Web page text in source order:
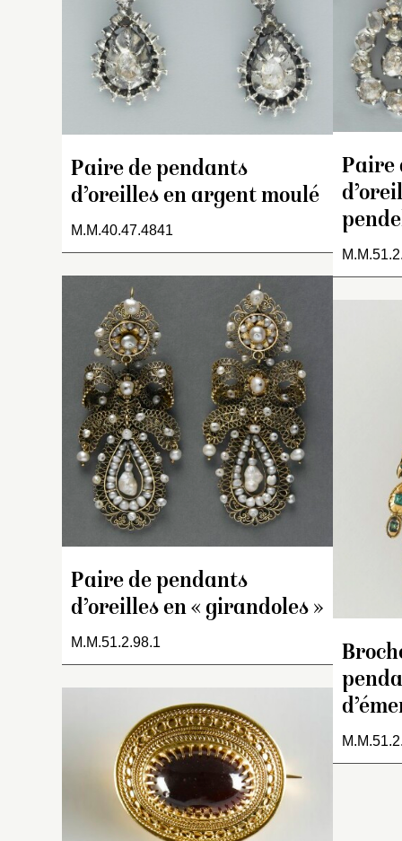
Paire de pendants
d’oreilles en argent moulé
M.M.40.47.4841
la
Paire de pendants
d’oreilles en « girandoles »
M.M.51.2.98.1
Paire